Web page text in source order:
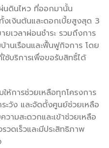
นดินไหว ที่ออกมานั้น
เงินต้นและดอกเบี้ยสูงสุด 3
เวลาผ่อนชำระ รวมถึงการ
นเรือนและฟื้นฟูกิจการ โดย
ช้บริการเพื่อขอรับสิทธิ์ได้
ห้การช่วยเหลือทุกโครงการ
ะวัง และจัดตั้งศูนย์ช่วยเหลือ
ามสะดวกและเข้าช่วยเหลือ
วดเร็วและมีประสิทธิภาพ